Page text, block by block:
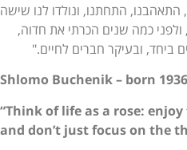
התחתנו, ונולדו לנו שישה
ילדים. יהודית נפטרה בשנת 2010, ולפני כמה שנים הכרתי את חדוה,
ביחד, ובעיקר חברים לחיים."
Shlomo Buchenik – born
“Think of life as a rose:
and don’t just focus on the